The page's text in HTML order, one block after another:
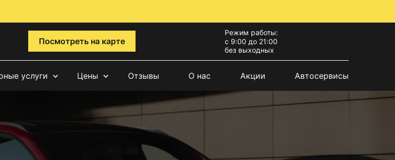
Посмотреть на карте
Режим работы:
с 9:00 до 21:00
без выходных
услуги Цены Отзывы О нас Акции Автосервисы